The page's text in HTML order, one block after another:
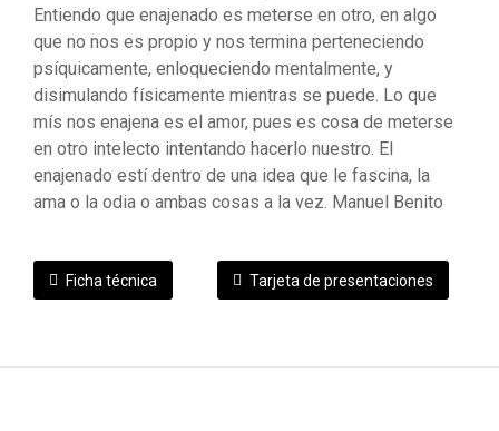
Entiendo que enajenado es meterse en otro, en algo
que no nos es propio y nos termina perteneciendo
psíquicamente, enloqueciendo mentalmente, y
disimulando físicamente mientras se puede. Lo que
mís nos enajena es el amor, pues es cosa de meterse
en otro intelecto intentando hacerlo nuestro. El
enajenado estí dentro de una idea que le fascina, la
ama o la odia o ambas cosas a la vez. Manuel Benito
Ficha técnica Tarjeta de presentaciones